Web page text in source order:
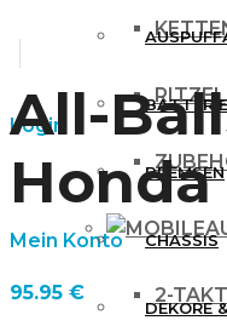
RITZEL
2-
Login
Mein Konto
BREMSEN
CHASSIS
DEKORE
All-
Honda
95.95 €